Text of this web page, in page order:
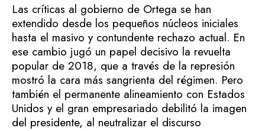
Las críticas al gobierno de Ortega se han
extendido desde los pequeños núcleos iniciales
hasta el masivo y contundente rechazo actual. En
ese cambio jugó un papel decisivo la revuelta
popular de 2018, que a través de la represión
mostró la cara más sangrienta del régimen. Pero
también el permanente alineamiento con Estados
Unidos y el gran empresariado debilitó la imagen
del presidente, al neutralizar el discurso